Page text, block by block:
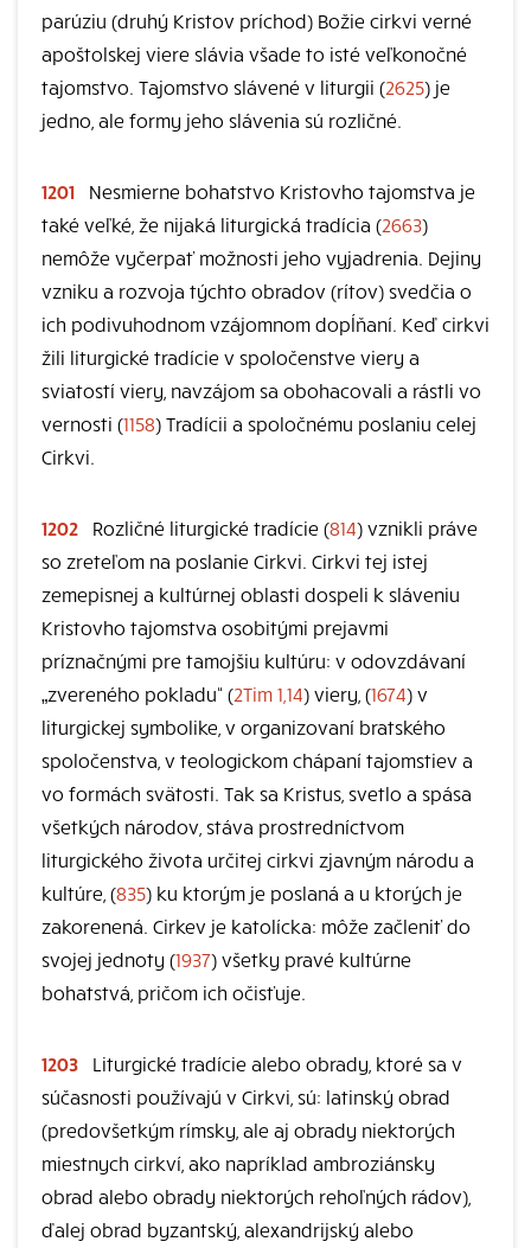
parúziu (druhý Kristov príchod) Božie cirkvi verné
apoštolskej viere slávia všade to isté veľkonočné
tajomstvo. Tajomstvo slávené v liturgii (2625) je
jedno, ale formy jeho slávenia sú rozličné.
1201
Nesmierne bohatstvo Kristovho tajomstva je
také veľké, že nijaká liturgická tradícia (2663)
nemôže vyčerpať možnosti jeho vyjadrenia. Dejiny
vzniku a rozvoja týchto obradov (rítov) svedčia o
ich podivuhodnom vzájomnom dopĺňaní. Keď cirkvi
žili liturgické tradície v spoločenstve viery a
sviatostí viery, navzájom sa obohacovali a rástli vo
vernosti (1158) Tradícii a spoločnému poslaniu celej
Cirkvi.
1202 Rozličné liturgické tradície (814) vznikli práve
so zreteľom na poslanie Cirkvi. Cirkvi tej istej
zemepisnej a kultúrnej oblasti dospeli k sláveniu
Kristovho tajomstva osobitými prejavmi
príznačnými pre tamojšiu kultúru: v odovzdávaní
„zvereného pokladu“ (2Tim 1,14) viery, (1674) v
liturgickej symbolike, v organizovaní bratského
spoločenstva, v teologickom chápaní tajomstiev a
vo formách svätosti. Tak sa Kristus, svetlo a spása
všetkých národov, stáva prostredníctvom
liturgického života určitej cirkvi zjavným národu a
kultúre, (835) ku ktorým je poslaná a u ktorých je
zakorenená. Cirkev je katolícka: môže začleniť do
svojej jednoty (1937) všetky pravé kultúrne
bohatstvá, pričom ich očisťuje.
1203
Liturgické tradície alebo obrady, ktoré sa v
súčasnosti používajú v Cirkvi, sú: latinský obrad
(predovšetkým rímsky, ale aj obrady niektorých
miestnych cirkví, ako napríklad ambroziánsky
obrad alebo obrady niektorých rehoľných rádov),
ďalej obrad byzantský, alexandrijský alebo